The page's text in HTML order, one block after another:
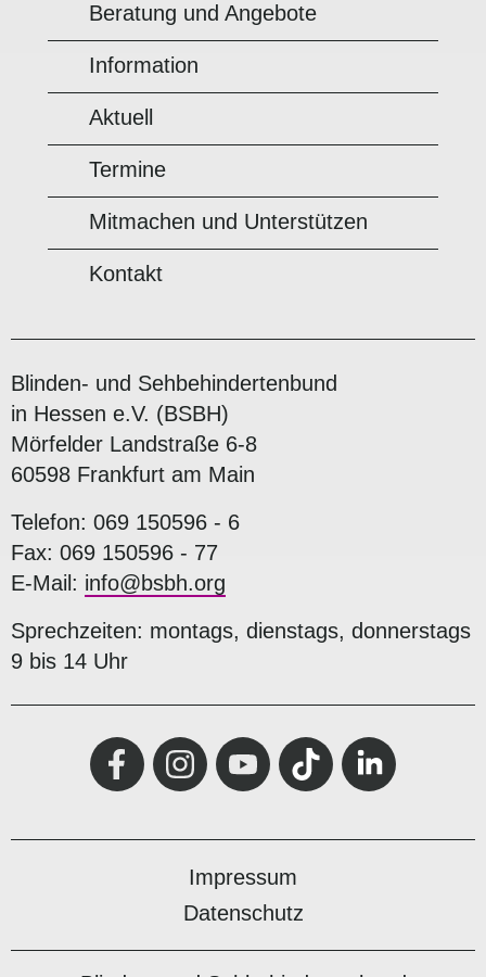
Beratung und Angebote
Information
Aktuell
Termine
Mitmachen und Unterstützen
Kontakt
Blinden- und Sehbehindertenbund
in Hessen e.V. (BSBH)
Mörfelder Landstraße 6-8
60598 Frankfurt am Main
Telefon: 069 150596 - 6
Fax: 069 150596 - 77
E-Mail: info@bsbh.org
Sprechzeiten: montags, dienstags, donnerstags
9 bis 14 Uhr
Impressum
Datenschutz